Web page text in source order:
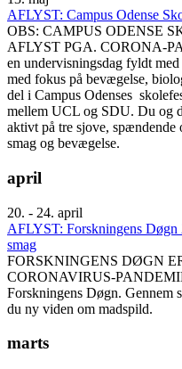
AFLYST: Campus Odense
OBS: CAMPUS ODENSE
AFLYST PGA. CORONA-
en undervisningsdag fyldt
med fokus på bevægelse,
del i Campus Odenses
mellem UCL og SDU. Du og
aktivt på tre sjove,
smag og bevægelse.
april
20. - 24. april
AFLYST: Forskningens Døgn
smag
FORSKNINGENS DØGN
CORONAVIRUS-
Forskningens Døgn. Gennem
du ny viden om madspild.
marts